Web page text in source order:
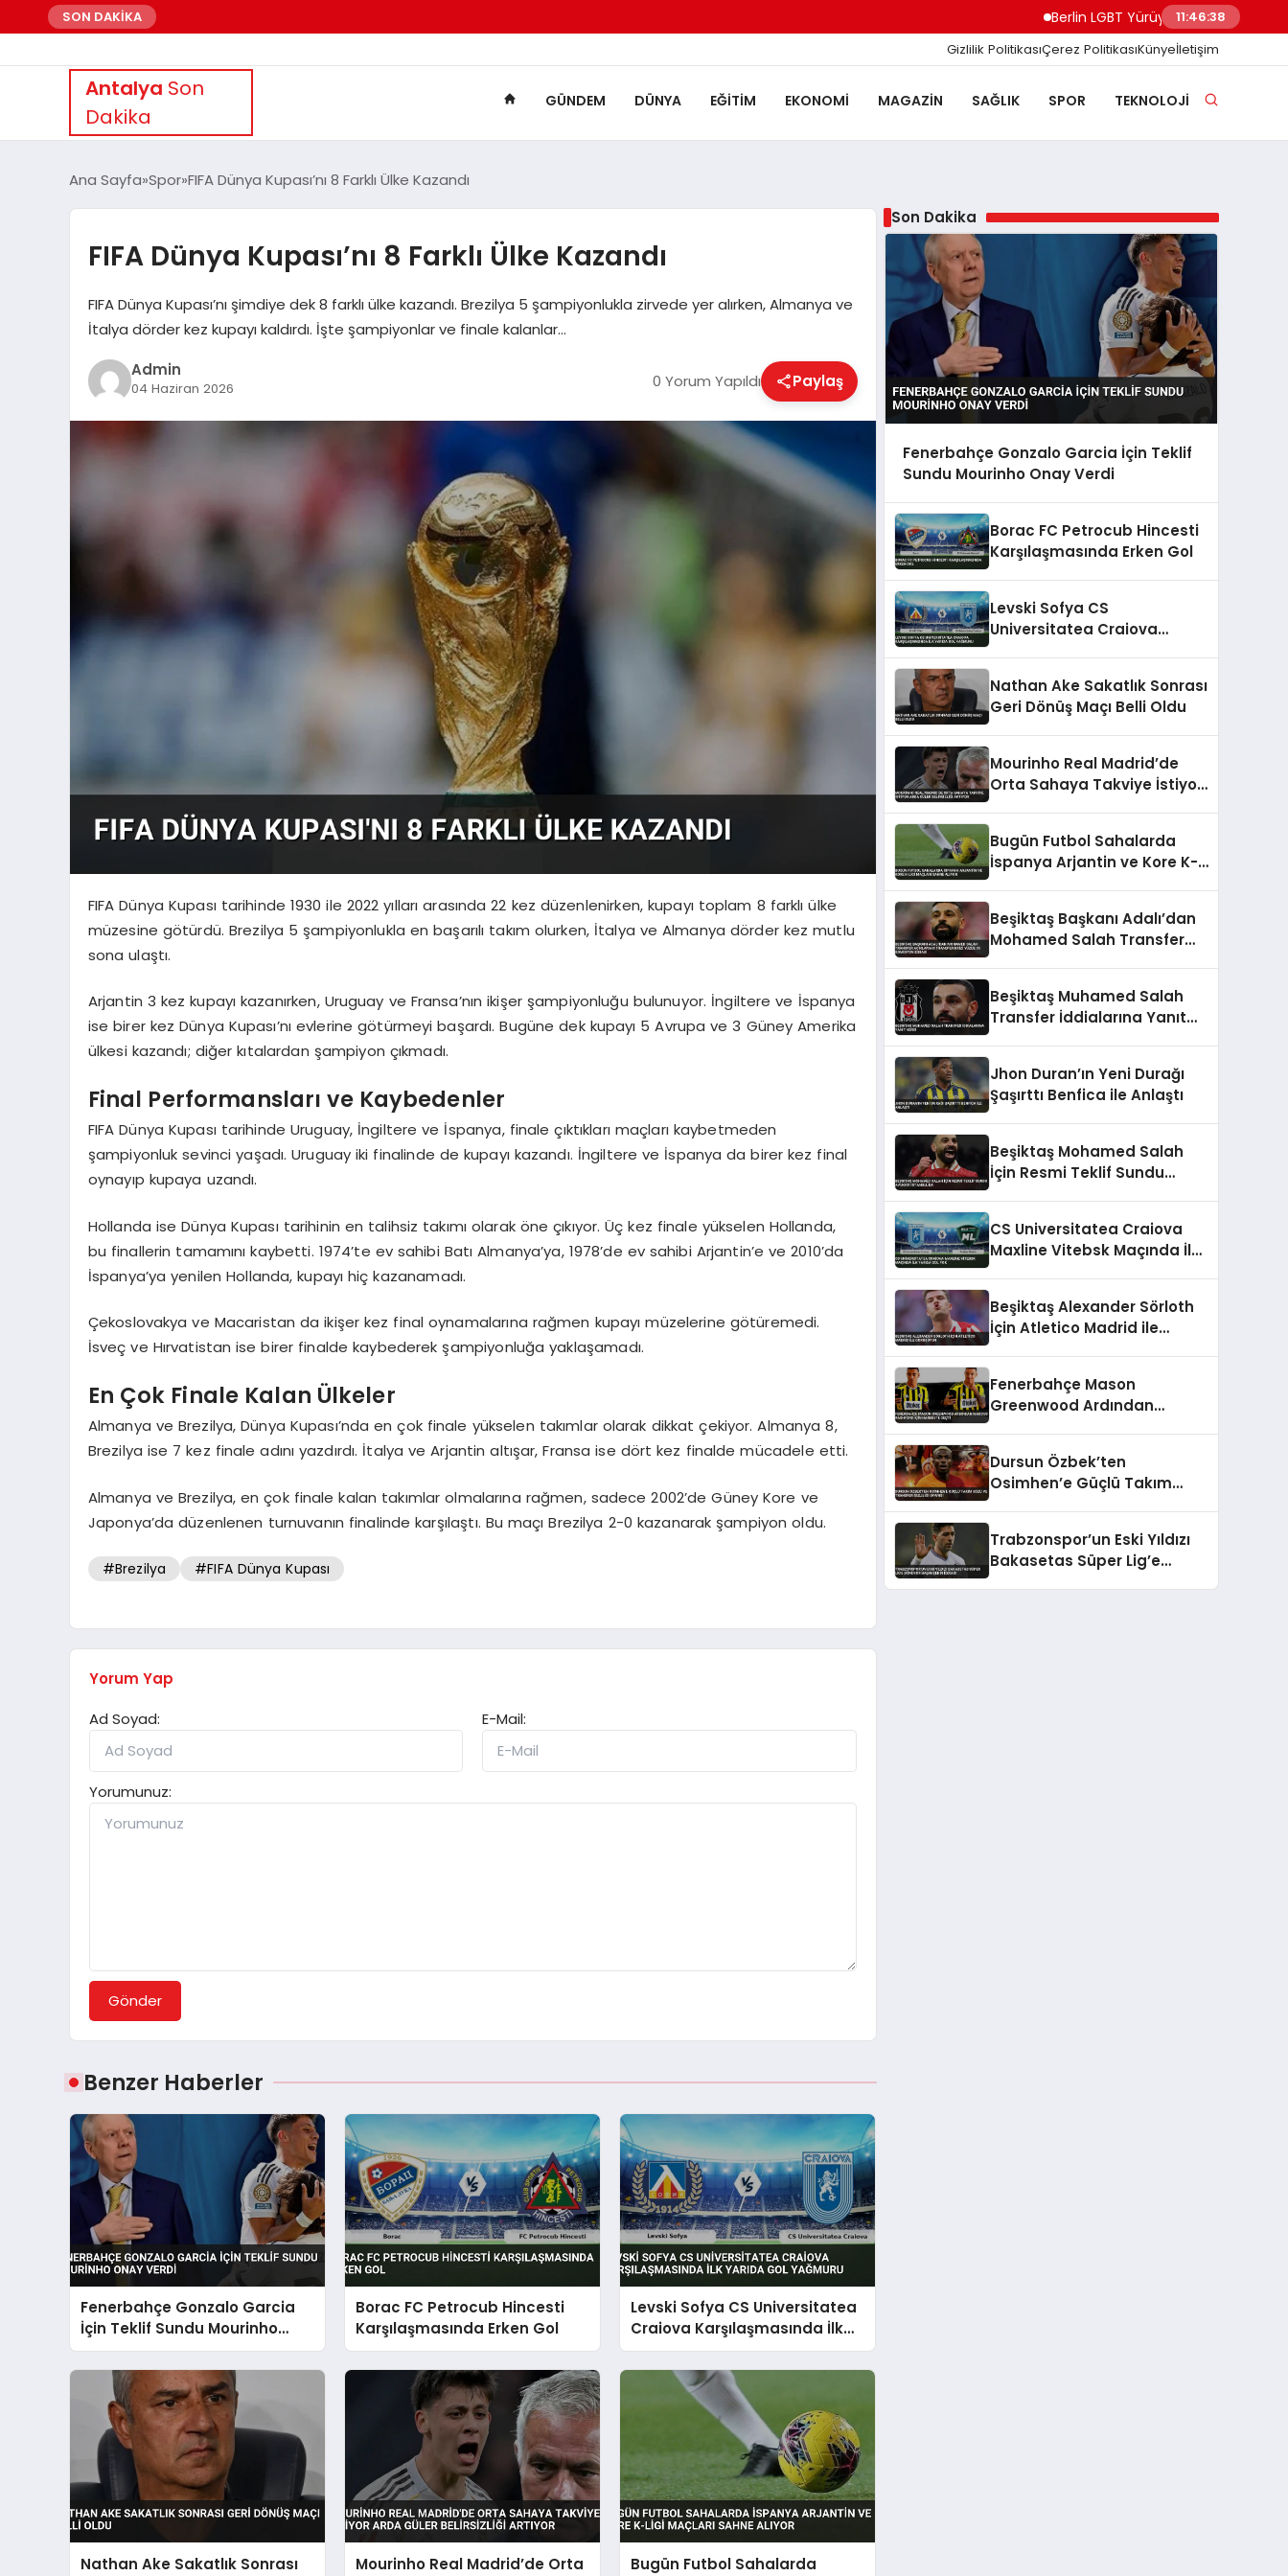
SON DAKİKA Berlin LGBT Yürüyüşünde Minibüs
11:46:39
Gizlilik PolitikasıÇerez PolitikasıKünyeİletişim
Antalya Son
Dakika
GÜNDEM DÜNYA EĞITIM EKONOMI MAGAZIN SAĞLIK SPOR TEKNOLOJI
Ana Sayfa Spor FIFA Dünya Kupası’nı 8 Farklı Ülke Kazandı
FIFA Dünya Kupası’nı 8 Farklı Ülke Kazandı
FIFA Dünya Kupası’nı şimdiye dek 8 farklı ülke kazandı. Brezilya 5 şampiyonlukla zirvede yer alırken, Almanya ve
İtalya dörder kez kupayı kaldırdı. İşte şampiyonlar ve finale kalanlar…
Admin
04 Haziran 2026 0 Yorum Yapıldı Paylaş
FIFA Dünya Kupası tarihinde 1930 ile 2022 yılları arasında 22 kez düzenlenirken, kupayı toplam 8 farklı ülke
müzesine götürdü. Brezilya 5 şampiyonlukla en başarılı takım olurken, İtalya ve Almanya dörder kez mutlu
sona ulaştı.
Arjantin 3 kez kupayı kazanırken, Uruguay ve Fransa’nın ikişer şampiyonluğu bulunuyor. İngiltere ve İspanya
ise birer kez Dünya Kupası’nı evlerine götürmeyi başardı. Bugüne dek kupayı 5 Avrupa ve 3 Güney Amerika
ülkesi kazandı; diğer kıtalardan şampiyon çıkmadı.
Final Performansları ve Kaybedenler
FIFA Dünya Kupası tarihinde Uruguay, İngiltere ve İspanya, finale çıktıkları maçları kaybetmeden
şampiyonluk sevinci yaşadı. Uruguay iki finalinde de kupayı kazandı. İngiltere ve İspanya da birer kez final
oynayıp kupaya uzandı.
Hollanda ise Dünya Kupası tarihinin en talihsiz takımı olarak öne çıkıyor. Üç kez finale yükselen Hollanda,
bu finallerin tamamını kaybetti. 1974’te ev sahibi Batı Almanya’ya, 1978’de ev sahibi Arjantin’e ve 2010’da
İspanya’ya yenilen Hollanda, kupayı hiç kazanamadı.
Çekoslovakya ve Macaristan da ikişer kez final oynamalarına rağmen kupayı müzelerine götüremedi.
İsveç ve Hırvatistan ise birer finalde kaybederek şampiyonluğa yaklaşamadı.
En Çok Finale Kalan Ülkeler
Almanya ve Brezilya, Dünya Kupası’nda en çok finale yükselen takımlar olarak dikkat çekiyor. Almanya 8,
Brezilya ise 7 kez finale adını yazdırdı. İtalya ve Arjantin altışar, Fransa ise dört kez finalde mücadele etti.
Almanya ve Brezilya, en çok finale kalan takımlar olmalarına rağmen, sadece 2002’de Güney Kore ve
Japonya’da düzenlenen turnuvanın finalinde karşılaştı. Bu maçı Brezilya 2-0 kazanarak şampiyon oldu.
#Brezilya #FIFA Dünya Kupası
Yorum Yap
Ad Soyad:
E-Mail:
Yorumunuz:
Gönder
Benzer Haberler
Fenerbahçe Gonzalo Garcia
İçin Teklif Sundu Mourinho
Onay Verdi
Borac FC Petrocub Hincesti
Karşılaşmasında Erken Gol
Levski Sofya CS Universitatea
Craiova Karşılaşmasında İlk
Yarıda Gol Yağmuru
Nathan Ake Sakatlık Sonrası
Mourinho Real Madrid’de Orta
Bugün Futbol Sahalarda
Son Dakika
Fenerbahçe Gonzalo Garcia İçin Teklif
Sundu Mourinho Onay Verdi
Borac FC Petrocub Hincesti
Karşılaşmasında Erken Gol
Levski Sofya CS
Universitatea Craiova
Nathan Ake Sakatlık Sonrası
Geri Dönüş Maçı Belli Oldu
Mourinho Real Madrid’de
Orta Sahaya Takviye İstiyor
Bugün Futbol Sahalarda
İspanya Arjantin ve Kore K-
Beşiktaş Başkanı Adalı’dan
Mohamed Salah Transfer
Beşiktaş Muhamed Salah
Transfer İddialarına Yanıt
Jhon Duran’ın Yeni Durağı
Şaşırttı Benfica ile Anlaştı
Beşiktaş Mohamed Salah
İçin Resmi Teklif Sundu
CS Universitatea Craiova
Maxline Vitebsk Maçında İlk
Beşiktaş Alexander Sörloth
İçin Atletico Madrid ile
Fenerbahçe Mason
Greenwood Ardından
Dursun Özbek’ten
Osimhen’e Güçlü Takım
Trabzonspor’un Eski Yıldızı
Bakasetas Süper Lig’e